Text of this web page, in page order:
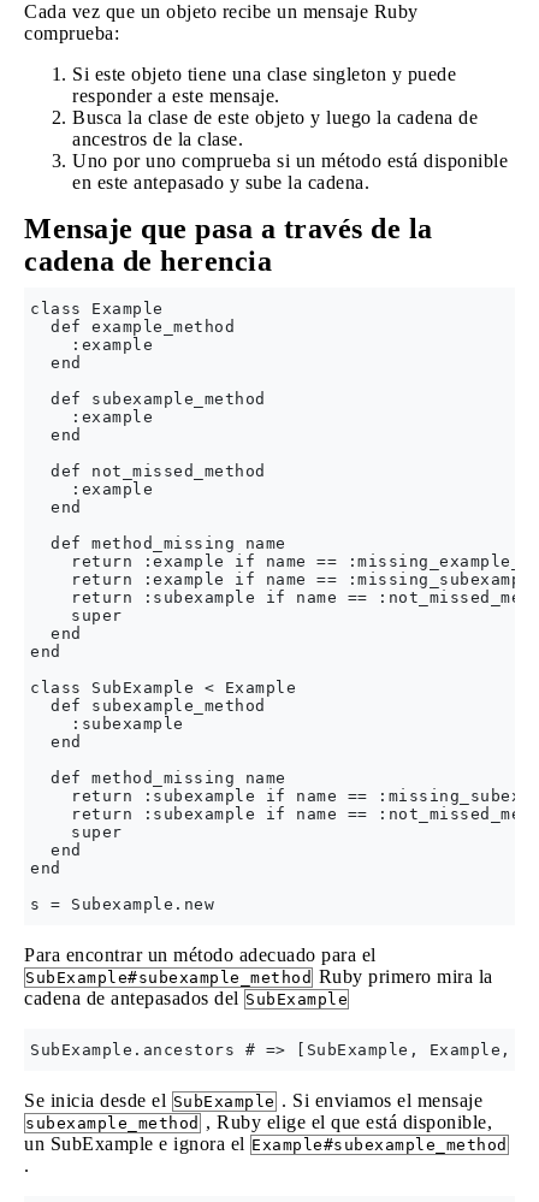
Cada vez que un objeto recibe un mensaje Ruby
comprueba:
Si este objeto tiene una clase singleton y puede
responder a este mensaje.
Busca la clase de este objeto y luego la cadena de
ancestros de la clase.
Uno por uno comprueba si un método está disponible
en este antepasado y sube la cadena.
Mensaje que pasa a través de la
cadena de herencia
class Example
  def example_method
    :example
  end
  def subexample_method
    :example
  end
  def not_missed_method
    :example
  end
  def method_missing name
return :example if name ==
return :example if name ==
return :subexample if name ==
    super
  end
end
class SubExample < Example
  def subexample_method
    :subexample
  end
  def method_missing name
return :subexample if name ==
return :subexample if name ==
    super
  end
end
Para encontrar un método adecuado para el
SubExample#subexample_method Ruby primero mira la
cadena de antepasados ​​del SubExample
Se inicia desde el SubExample . Si enviamos el mensaje
subexample_method , Ruby elige el que está disponible,
un SubExample e ignora el Example#subexample_method
.